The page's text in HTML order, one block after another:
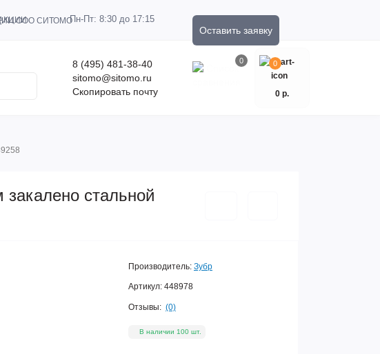
Пн-Пт: 8:30 до 17:15
Оставить заявку
8 (495) 481-38-40
sitomo@sitomo.ru
Скопировать почту
0 0
0 р.
стальной
Производитель: Зубр
Артикул: 448978
Отзывы: (0)
В наличии 100 шт.